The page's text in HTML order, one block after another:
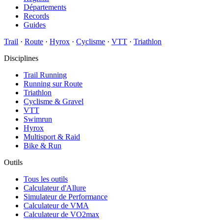
Départements
Records
Guides
Trail · Route · Hyrox · Cyclisme · VTT · Triathlon
Disciplines
Trail Running
Running sur Route
Triathlon
Cyclisme & Gravel
VTT
Swimrun
Hyrox
Multisport & Raid
Bike & Run
Outils
Tous les outils
Calculateur d'Allure
Simulateur de Performance
Calculateur de VMA
Calculateur de VO2max